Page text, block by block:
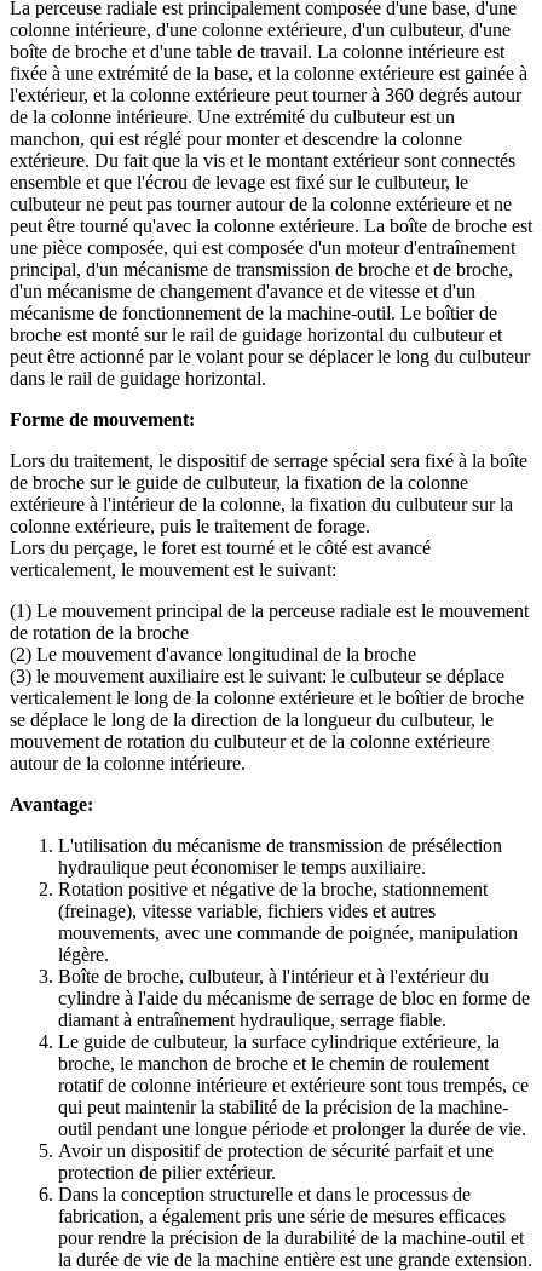
La perceuse radiale est principalement composée d'une base, d'une
colonne intérieure, d'une colonne extérieure, d'un culbuteur, d'une
boîte de broche et d'une table de travail. La colonne intérieure est
fixée à une extrémité de la base, et la colonne extérieure est gainée à
l'extérieur, et la colonne extérieure peut tourner à 360 degrés autour
de la colonne intérieure. Une extrémité du culbuteur est un
manchon, qui est réglé pour monter et descendre la colonne
extérieure. Du fait que la vis et le montant extérieur sont connectés
ensemble et que l'écrou de levage est fixé sur le culbuteur, le
culbuteur ne peut pas tourner autour de la colonne extérieure et ne
peut être tourné qu'avec la colonne extérieure. La boîte de broche est
une pièce composée, qui est composée d'un moteur d'entraînement
principal, d'un mécanisme de transmission de broche et de broche,
d'un mécanisme de changement d'avance et de vitesse et d'un
mécanisme de fonctionnement de la machine-outil. Le boîtier de
broche est monté sur le rail de guidage horizontal du culbuteur et
peut être actionné par le volant pour se déplacer le long du culbuteur
dans le rail de guidage horizontal.
Forme de mouvement:
Lors du traitement, le dispositif de serrage spécial sera fixé à la boîte
de broche sur le guide de culbuteur, la fixation de la colonne
extérieure à l'intérieur de la colonne, la fixation du culbuteur sur la
colonne extérieure, puis le traitement de forage.
Lors du perçage, le foret est tourné et le côté est avancé
verticalement, le mouvement est le suivant:
(1) Le mouvement principal de la perceuse radiale est le mouvement
de rotation de la broche
(2) Le mouvement d'avance longitudinal de la broche
(3) le mouvement auxiliaire est le suivant: le culbuteur se déplace
verticalement le long de la colonne extérieure et le boîtier de broche
se déplace le long de la direction de la longueur du culbuteur, le
mouvement de rotation du culbuteur et de la colonne extérieure
autour de la colonne intérieure.
Avantage:
L'utilisation du mécanisme de transmission de présélection
hydraulique peut économiser le temps auxiliaire.
Rotation positive et négative de la broche, stationnement
(freinage), vitesse variable, fichiers vides et autres
mouvements, avec une commande de poignée, manipulation
légère.
Boîte de broche, culbuteur, à l'intérieur et à l'extérieur du
cylindre à l'aide du mécanisme de serrage de bloc en forme de
diamant à entraînement hydraulique, serrage fiable.
Le guide de culbuteur, la surface cylindrique extérieure, la
broche, le manchon de broche et le chemin de roulement
rotatif de colonne intérieure et extérieure sont tous trempés, ce
qui peut maintenir la stabilité de la précision de la machine-
outil pendant une longue période et prolonger la durée de vie.
Avoir un dispositif de protection de sécurité parfait et une
protection de pilier extérieur.
Dans la conception structurelle et dans le processus de
fabrication, a également pris une série de mesures efficaces
pour rendre la précision de la durabilité de la machine-outil et
la durée de vie de la machine entière est une grande extension.